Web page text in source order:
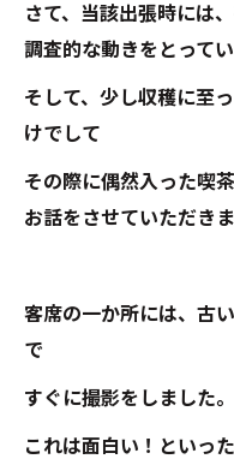
さて、当該出張時には
調査的な動きをとってい
そして、少し収穫に至
けでして
その際に偶然入った喫
お話をさせていただきま
客席の一か所には、古
で
すぐに撮影をしました。
これは面白い！といっ